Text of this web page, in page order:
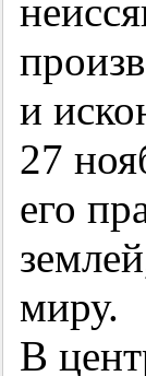
и
27
его
миру.
В